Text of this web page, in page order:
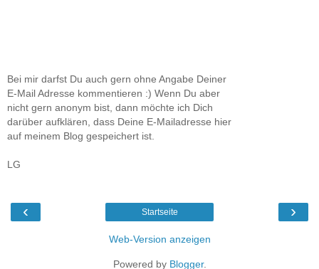
Bei mir darfst Du auch gern ohne Angabe Deiner
E-Mail Adresse kommentieren :) Wenn Du aber
nicht gern anonym bist, dann möchte ich Dich
darüber aufklären, dass Deine E-Mailadresse hier
auf meinem Blog gespeichert ist.
LG
‹ ›
Startseite
Web-Version anzeigen
Powered by Blogger.